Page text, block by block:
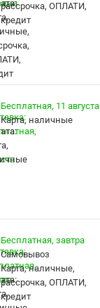
рассрочка, ОПЛАТИ,
кредит
Бесплатная, 11 августа
карта, наличные
Бесплатная, завтра
Самовывоз
карта, наличные,
рассрочка, ОПЛАТИ,
кредит